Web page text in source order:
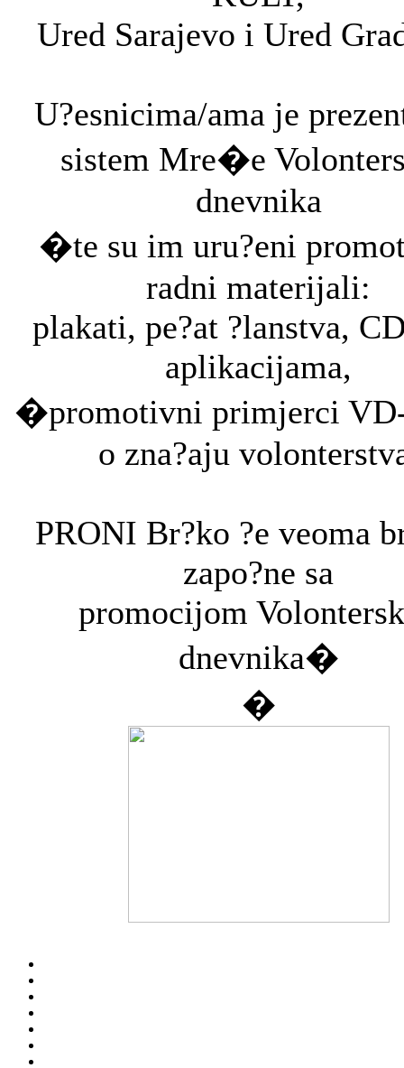
Ured Sarajevo i Ured
U?esnicima/ama je
sistem Mre�e
dnevnika
�te su im uru?eni
radni materijali:
plakati, pe?at ?lanstva,
aplikacijama,
�promotivni primjerci
o zna?aju
PRONI Br?ko ?e veoma
zapo?ne sa
promocijom
dnevnika�
�